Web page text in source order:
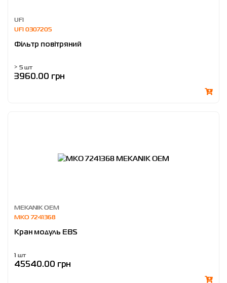
UFI
UFI 0307205
Фільтр повітряний
> 5 шт
3960.00 грн
MEKANIK OEM
MKO 7241368
Кран модуль EBS
1 шт
45540.00 грн